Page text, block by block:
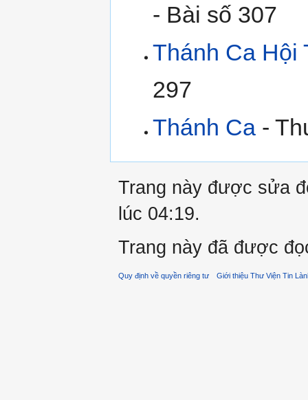
- Bài số 307
Thánh Ca Hội
297
Thánh Ca-
Trang này được sửa
lúc 04:19.
Trang này đã được
Quy định về quyền riêng tư Giới thiệu Thư Viện Tin